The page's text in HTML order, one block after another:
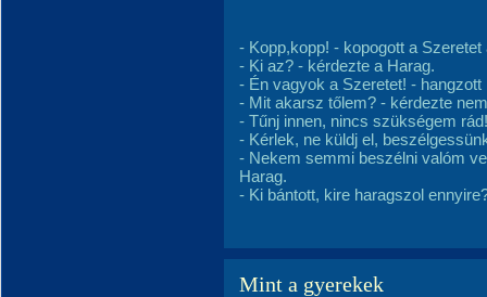
- Kopp,kopp! - kopogott a
- Ki az? - kérdezte a Harag.
- Én vagyok a Szeretet! -
- Mit akarsz tőlem? - kérdezte
- Tűnj innen, nincs szükségem
- Kérlek, ne küldj el,
- Nekem semmi beszélni valóm
Harag.
- Ki bántott, kire haragszol
Mint a gyerekek